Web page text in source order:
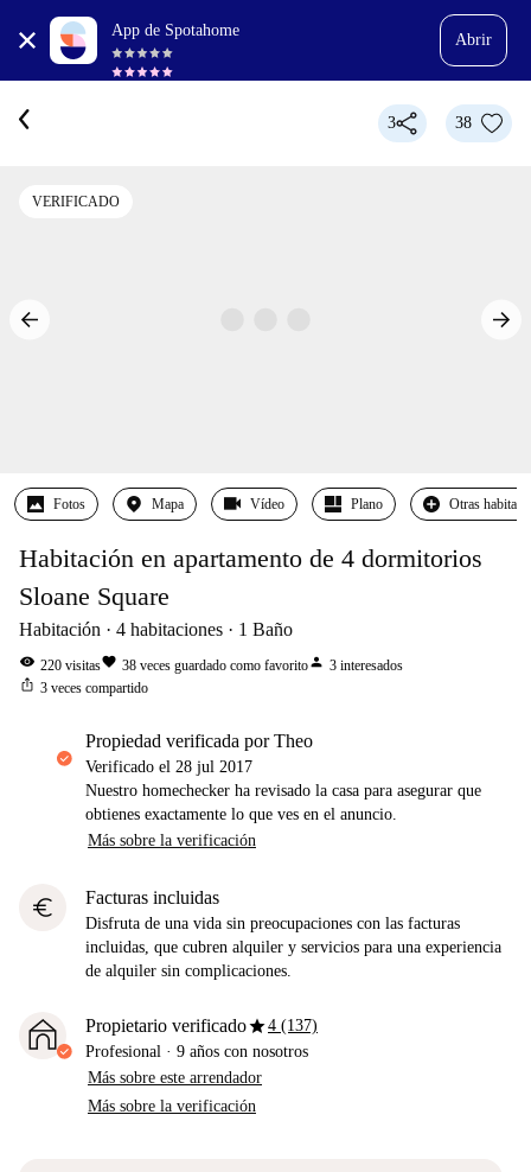
App de Spotahome
Abrir
3 38
VERIFICADO
Fotos Mapa Vídeo Plano Otras
Habitación en apartamento de 4 dormitorios
Sloane Square
Habitación 4 habitaciones 1 Baño
visibility 220 visitasfavorite 38 veces guardado como favoritoperson 3 interesados
ios_share 3 veces compartido
propiedad verificada por Theo
Verificado el 28 jul 2017
Nuestro homechecker ha revisado la casa para asegurar que
obtienes exactamente lo que ves en el anuncio.
Más sobre la verificación
euro Facturas incluidas
Disfruta de una vida sin preocupaciones con las facturas
incluidas, que cubren alquiler y servicios para una experiencia
de alquiler sin complicaciones.
Propietario verificadostar4 (137)
Profesional · 9 años con nosotros
Más sobre este arrendador
Más sobre la verificación